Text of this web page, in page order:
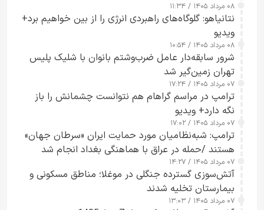
۰۸ مرداد ۱۴۰۵ / ۱۱:۳۴
نتانیاهو: گلوگاه‌های راهبردی انرژی را از بین خواهیم برد+
ویدیو
۰۸ مرداد ۱۴۰۵ / ۱۰:۵۴
شرور سابقه‌دار عامل ضرب‌وشتم بانوان با شلیک پلیس
تهران زمین‌گیر شد
۰۷ مرداد ۱۴۰۵ / ۱۷:۲۴
ترامپ در مراسم گراهام هم نتوانست چشمانش را باز
نگه دارد+ ویدیو
۰۷ مرداد ۱۴۰۵ / ۱۷:۰۲
ترامپ: شبه‌نظامیان مورد حمایت ایران «سرطان جهان»
هستند /حمله در عراق با هماهنگی بغداد انجام شد
۰۷ مرداد ۱۴۰۵ / ۱۴:۲۷
آتش‌سوزی گسترده جنگلی در موغلا؛ مناطق مسکونی و
بیمارستان تخلیه شدند
۰۷ مرداد ۱۴۰۵ / ۱۳:۰۳